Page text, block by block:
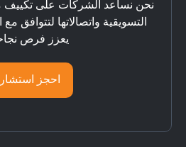
نحن نساعد الشركات على تكييف
التسويقية واتصالاتها لتتوافق
يعزز فرص
احجز